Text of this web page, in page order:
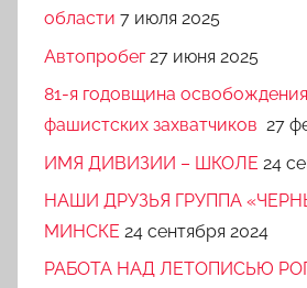
области 7 июля 2025
Автопробег 27 июня 2025
81-я годовщина
фашистских захватчиков 27
ИМЯ ДИВИЗИИ – ШКОЛЕ 24
НАШИ ДРУЗЬЯ ГРУППА
МИНСКЕ 24 сентября 2024
РАБОТА НАД ЛЕТОПИСЬЮ